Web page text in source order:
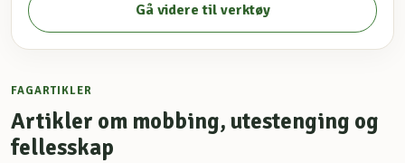
Gå videre til verktøy
FAGARTIKLER
Artikler om mobbing, utestenging og
fellesskap